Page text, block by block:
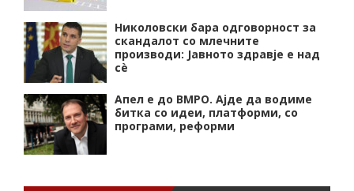
Николовски бара одговорност за
скандалот со млечните
производи: Јавното здравје е над
сѐ
Апел е до ВМРО. Ајде да водиме
битка со идеи, платформи, со
програми, реформи